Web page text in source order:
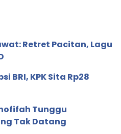
Retret Pacitan, Lagu
BRI, KPK Sita Rp28
Tunggu
Tak Datang